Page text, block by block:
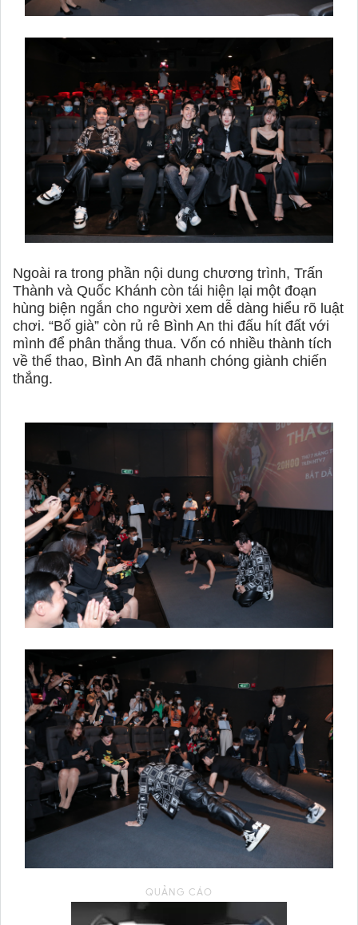
Ngoài ra trong phần nội dung chương trình, Trấn
Thành và Quốc Khánh còn tái hiện lại một đoạn
hùng biện ngắn cho người xem dễ dàng hiểu rõ luật
chơi. “Bố già” còn rủ rê Bình An thi đấu hít đất với
mình để phân thắng thua. Vốn có nhiều thành tích
về thể thao, Bình An đã nhanh chóng giành chiến
thắng.